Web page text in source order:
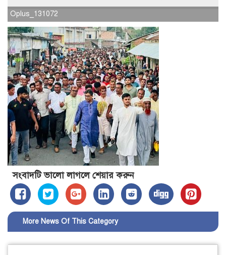
Oplus_131072
সংবাদটি ভালো লাগলে শেয়ার করুন
More News Of This Category